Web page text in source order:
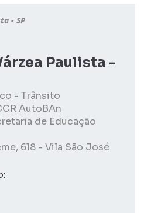
- SP
Paulista -
- Trânsito
AutoBAn
de Educação
618 - Vila São José